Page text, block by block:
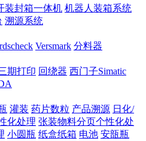
装封箱一体机 机器人装箱系统
溯源系统
Versmark 分料器
期打印 回绕器 西门子Simatic
灌装 药片数粒 产品溯源 日化/
化处理 张装物料分页个性化处
小圆瓶 纸盒纸箱 电池 安瓿瓶